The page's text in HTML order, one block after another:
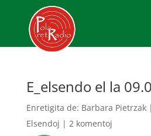
E_elsendo el la
Enretigita de: Barbara Pietrzak|
Elsendoj | 2 komentoj